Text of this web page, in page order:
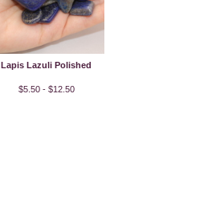
Lapis Lazuli Polished
$5.50 - $12.50